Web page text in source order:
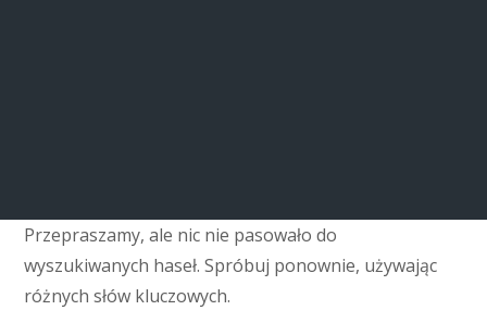
Przepraszamy, ale nic nie pasowało do
wyszukiwanych haseł. Spróbuj ponownie, używając
różnych słów kluczowych.